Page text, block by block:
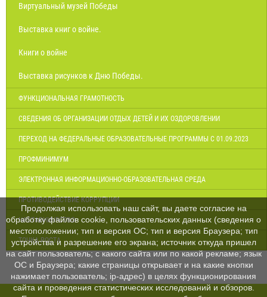
Виртуальный музей Победы
Выставка книг о войне.
Книги о войне
Выставка рисунков к Дню Победы.
ФУНКЦИОНАЛЬНАЯ ГРАМОТНОСТЬ
СВЕДЕНИЯ ОБ ОРГАНИЗАЦИИ ОТДЫХ ДЕТЕЙ И ИХ ОЗДОРОВЛЕНИИ
ПЕРЕХОД НА ФЕДЕРАЛЬНЫЕ ОБРАЗОВАТЕЛЬНЫЕ ПРОГРАММЫ С 01.09.2023
ПРОФМИНИМУМ
ЭЛЕКТРОННАЯ ИНФОРМАЦИОННО-ОБРАЗОВАТЕЛЬНАЯ СРЕДА
ПРОТИВОДЕЙСТВИЕ КОРРУПЦИИ
НАСТАВНИЧЕСТВО
ТОЧКА РОСТА
Продолжая использовать наш сайт, вы даете согласие на
обработку файлов cookie, пользовательских данных (сведения о
местоположении; тип и версия ОС; тип и версия Браузера; тип
устройства и разрешение его экрана; источник откуда пришел
на сайт пользователь; с какого сайта или по какой рекламе; язык
ОС и Браузера; какие страницы открывает и на какие кнопки
нажимает пользователь; ip-адрес) в целях функционирования
сайта и проведения статистических исследований и обзоров.